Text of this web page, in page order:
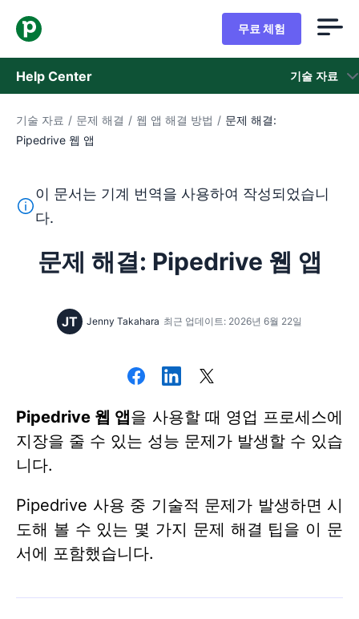
무료 체험
Help Center 기술 자료
기술 자료
지원 팀 문의
기술 자료 / 문제 해결 / 웹 앱 해결 방법 / 문제 해결:
Pipedrive 웹 앱
이 텍스트는 기계 번역 도구를 사용하여 영어를 번역한 것
이 문서는 기계 번역을 사용하여 작성되었습니
다.
문제 해결: Pipedrive 웹 앱
JT Jenny Takahara 최근 업데이트: 2026년 6월 22일
Pipedrive 웹 앱을 사용할 때 영업 프로세스에
지장을 줄 수 있는 성능 문제가 발생할 수 있습
니다.
Pipedrive 사용 중 기술적 문제가 발생하면 시
도해 볼 수 있는 몇 가지 문제 해결 팁을 이 문
서에 포함했습니다.